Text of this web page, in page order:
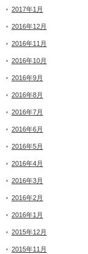
2017年1月
2016年12月
2016年11月
2016年10月
2016年9月
2016年8月
2016年7月
2016年6月
2016年5月
2016年4月
2016年3月
2016年2月
2016年1月
2015年12月
2015年11月